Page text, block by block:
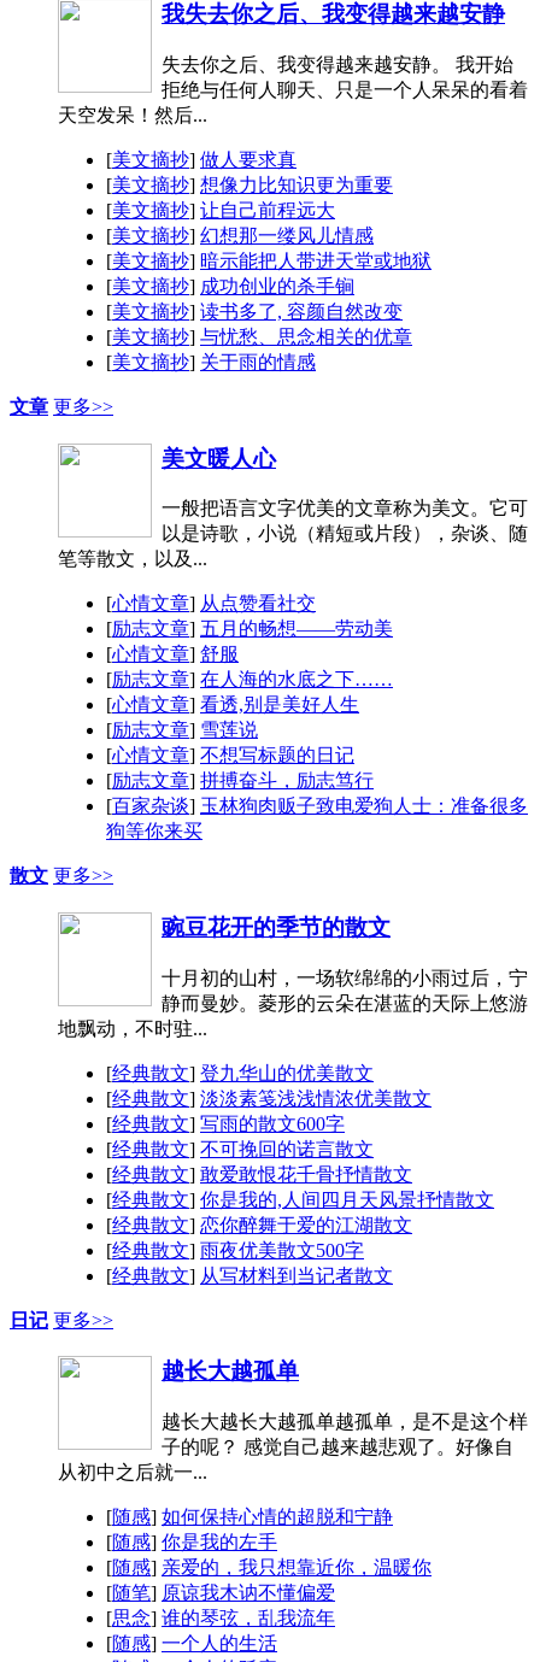
我失去你之后、我变得越来越安静
失去你之后、我变得越来越安静。 我开始
拒绝与任何人聊天、只是一个人呆呆的看着
天空发呆！然后...
[美文摘抄] 做人要求真
[美文摘抄] 想像力比知识更为重要
[美文摘抄] 让自己前程远大
[美文摘抄] 幻想那一缕风儿情感
[美文摘抄] 暗示能把人带进天堂或地狱
[美文摘抄] 成功创业的杀手锏
[美文摘抄] 读书多了, 容颜自然改变
[美文摘抄] 与忧愁、思念相关的优章
[美文摘抄] 关于雨的情感
文章 更多>>
美文暖人心
一般把语言文字优美的文章称为美文。它可
以是诗歌，小说（精短或片段），杂谈、随
笔等散文，以及...
[心情文章] 从点赞看社交
[励志文章] 五月的畅想——劳动美
[心情文章] 舒服
[励志文章] 在人海的水底之下……
[心情文章] 看透,别是美好人生
[励志文章] 雪莲说
[心情文章] 不想写标题的日记
[励志文章] 拼搏奋斗，励志笃行
[百家杂谈] 玉林狗肉贩子致电爱狗人士：准备很多
狗等你来买
散文 更多>>
豌豆花开的季节的散文
十月初的山村，一场软绵绵的小雨过后，宁
静而曼妙。菱形的云朵在湛蓝的天际上悠游
地飘动，不时驻...
[经典散文] 登九华山的优美散文
[经典散文] 淡淡素笺浅浅情浓优美散文
[经典散文] 写雨的散文600字
[经典散文] 不可挽回的诺言散文
[经典散文] 敢爱敢恨花千骨抒情散文
[经典散文] 你是我的,人间四月天风景抒情散文
[经典散文] 恋你醉舞于爱的江湖散文
[经典散文] 雨夜优美散文500字
[经典散文] 从写材料到当记者散文
日记 更多>>
越长大越孤单
越长大越长大越孤单越孤单，是不是这个样
子的呢？ 感觉自己越来越悲观了。好像自
从初中之后就一...
[随感] 如何保持心情的超脱和宁静
[随感] 你是我的左手
[随感] 亲爱的，我只想靠近你，温暖你
[随笔] 原谅我木讷不懂偏爱
[思念] 谁的琴弦，乱我流年
[随感] 一个人的生活